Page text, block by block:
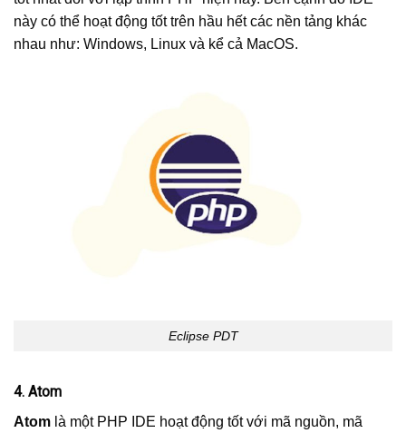
này có thể hoạt động tốt trên hầu hết các nền tảng khác
nhau như: Windows, Linux và kể cả MacOS.
Eclipse PDT
4. Atom
Atom là một PHP IDE hoạt động tốt với mã nguồn, mã